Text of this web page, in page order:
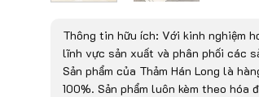
Thông tin hữu ích: Với kinh nghiệm
lĩnh vực sản xuất và phân phối các
Sản phẩm của Thảm Hán Long là
100%. Sản phẩm luôn kèm theo hóa